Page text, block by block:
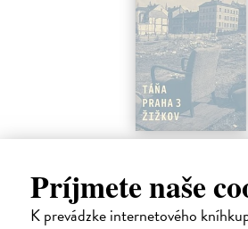
Príjmete naše
K prevádzke internetového
Nikdy jsme nebyli úplně standardní
Vítejte v mámině bytě 4. kategorie,
?